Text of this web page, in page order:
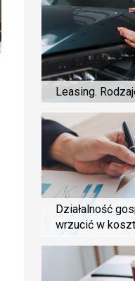
Leasing.
Działalność
wrzucić w